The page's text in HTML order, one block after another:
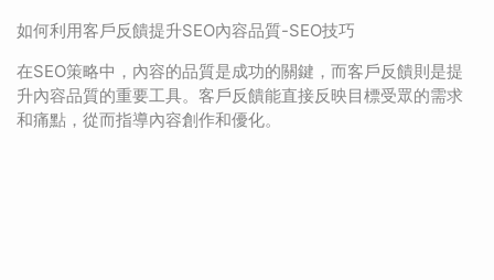
如何利用客戶反饋提升SEO內容品質-SEO技巧
在SEO策略中，內容的品質是成功的關鍵，而客戶反饋則是提
升內容品質的重要工具。客戶反饋能直接反映目標受眾的需求
和痛點，從而指導內容創作和優化。